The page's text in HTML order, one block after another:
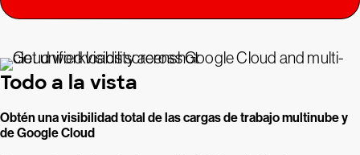
Todo a la vista
Obtén una visibilidad total de las cargas de trabajo multinube y
de Google Cloud